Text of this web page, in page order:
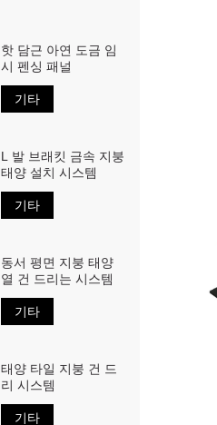
핫 담근 아연 도금 임
시 펜싱 패널
기타
L 발 브래킷 금속 지붕
태양 설치 시스템
기타
동서 평면 지붕 태양
열 건 드리는 시스템
기타
태양 타일 지붕 건 드
리 시스템
기타